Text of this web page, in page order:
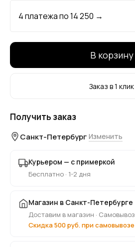
4 платежа по14 250 →
В корзину
Заказ в 1 клик
Получить заказ
Санкт-Петербург Изменить
Курьером — с примеркой
Бесплатно · 1-2 дня
Магазин в Санкт-Петербурге
Доставим в магазин ·
Скидка 500 руб. при самовывозе